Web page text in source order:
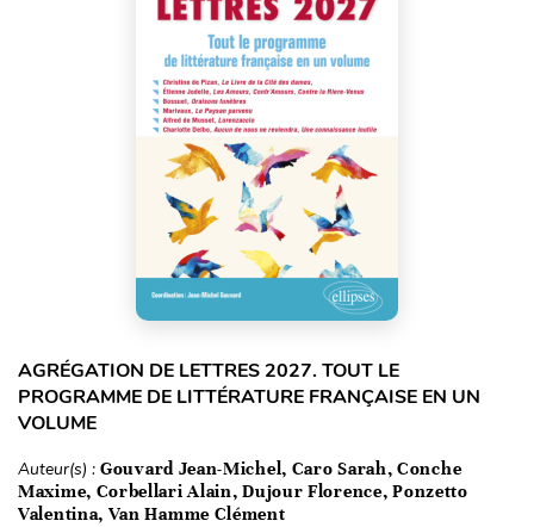
AGRÉGATION DE LETTRES 2027. TOUT LE
PROGRAMME DE LITTÉRATURE FRANÇAISE EN UN
VOLUME
Auteur(s) : Gouvard Jean-Michel, Caro Sarah, Conche
Maxime, Corbellari Alain, Dujour Florence, Ponzetto
Valentina, Van Hamme Clément